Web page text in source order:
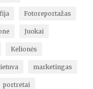
Fotoreportažas
Juokai
Kelionės
marketingas
portretai